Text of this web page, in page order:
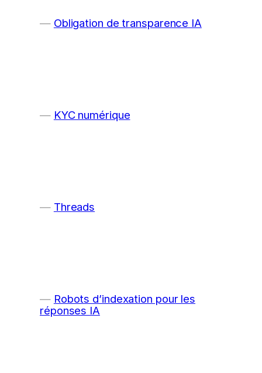
Obligation de transparence IA
KYC numérique
Threads
Robots d’indexation pour les
réponses IA